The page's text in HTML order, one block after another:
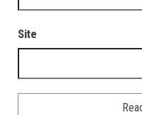
Site